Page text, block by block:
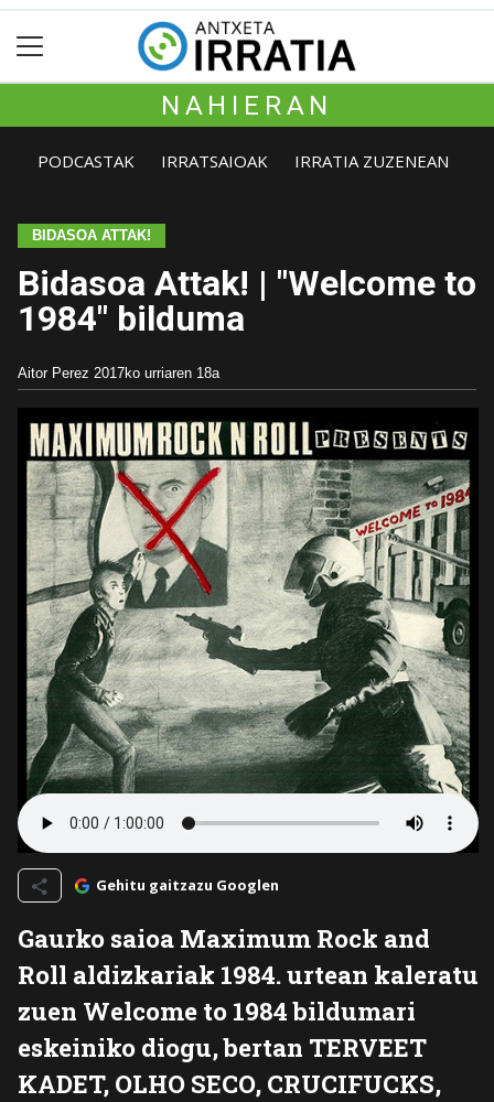
NAHIERAN
PODCASTAK IRRATSAIOAK IRRATIA ZUZENEAN
BIDASOA ATTAK!
Bidasoa Attak! | "Welcome to
1984" bilduma
Aitor Perez 2017ko urriaren 18a
Gehitu gaitzazu Googlen
Gaurko saioa Maximum Rock and
Roll aldizkariak 1984. urtean kaleratu
zuen Welcome to 1984 bildumari
eskeiniko diogu, bertan TERVEET
KADET, OLHO SECO, CRUCIFUCKS,